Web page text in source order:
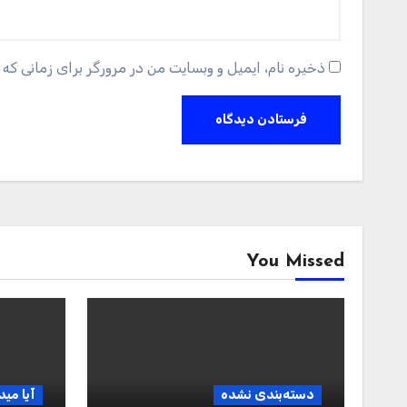
ذخیره نام، ایمیل و وبسایت من در مرورگر برای زمانی
You Missed
دسته‌بندی نشده آیا